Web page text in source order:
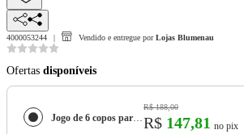
4000053244 Vendido e entregue por Lojas Blumenau
Ofertas disponíveis
Jogo de 6 copos para wisky Bohemia Crystal 20.589.280 Trio 280ml
R$ 188,00
R$ 147,81 no pix